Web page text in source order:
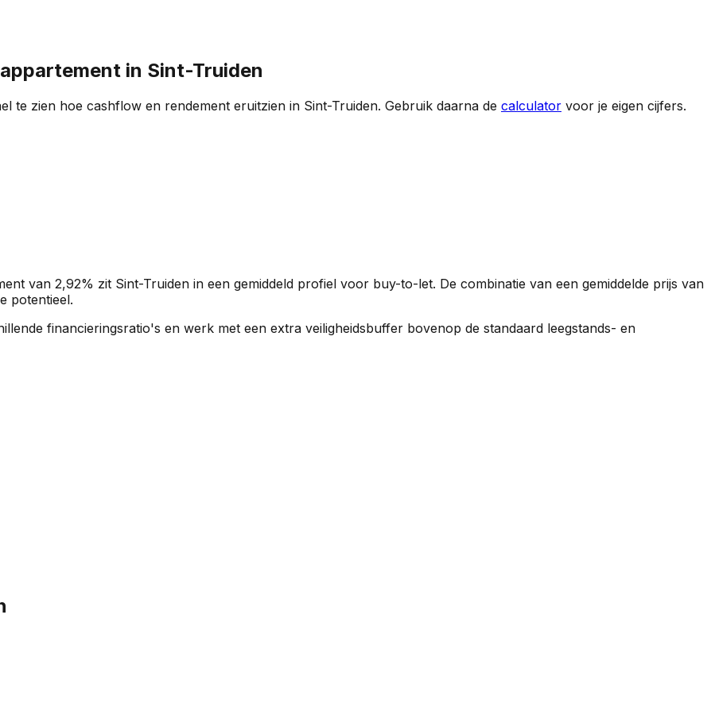
in Sint-Truiden
te zien hoe cashflow en rendement eruitzien in Sint-Truiden. Gebruik daarna de calculator voor je eigen cijfers.
van 2,92% zit Sint-Truiden in een gemiddeld profiel voor buy-to-let. De combinatie van een gemiddelde prijs van
potentieel.
financieringsratio's en werk met een extra veiligheidsbuffer bovenop de standaard leegstands- en